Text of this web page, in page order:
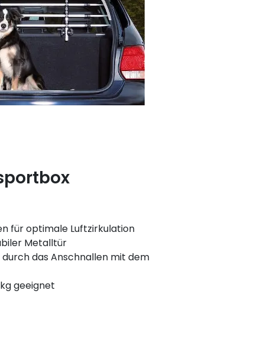
für optimale Luftzirkulation
Metalltür
das Anschnallen mit dem
geeignet